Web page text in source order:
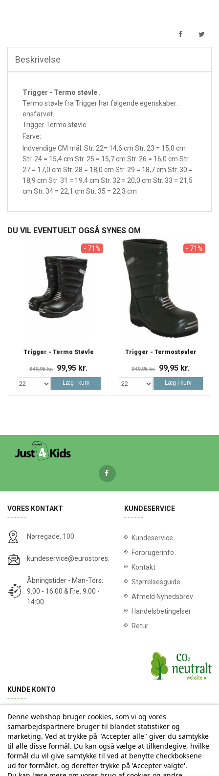
Beskrivelse
Trigger - Termo støvle .
Termo støvle fra Trigger har følgende egenskaber:
ensfarvet.
Trigger Termo støvle
Farve:
Indvendige CM mål: Str. 22= 14,6 cm Str. 23 = 15,0 cm
Str. 24 = 15,4 cm Str. 25 = 15,7 cm Str. 26 = 16,0 cm Str.
27 = 17,0 cm Str. 28 = 18,0 cm Str. 29 = 18,7 cm Str. 30 =
18,9 cm Str. 31 = 19,4 cm Str. 32 = 20,0 cm Str. 33 = 21,5
cm Str. 34 = 22,1 cm Str. 35 = 22,3 cm
DU VIL EVENTUELT OGSÅ SYNES OM
- 71%
Trigger - Termo Støvle
349,95 kr. 99,95 kr.
Læg i kurv
- 71%
Trigger - Termostøvler
349,95 kr. 99,95 kr.
Læg i kurv
VORES KONTAKT
Nørregade, 100
kundeservice@eurostores.dk
Åbningstider - Man-Tors:
9:00 - 16:00 & Fre: 9:00 -
14:00
KUNDESERVICE
Kundeservice
Forbrugerinfo
Kontakt
Størrelsesguide
Afmeld Nyhedsbrev
Handelsbetingelser
Retur
KUNDE KONTO
Min konto Ordrehistorik Returnering Adresse
Tilmelding til Nyhedsbrev
Vi deler aldrig din email-adresse med tredjepart
Denne webshop bruger cookies, som vi og vores
samarbejdspartnere bruger til blandet statistiker og
marketing. Ved at trykke på "Accepter alle" giver du samtykke
til alle disse formål. Du kan også vælge at tilkendegive, hvilke
formål du vil give samtykke til ved at benytte checkboksene
ud for formålet, og derefter trykke på 'Accepter valgte'.